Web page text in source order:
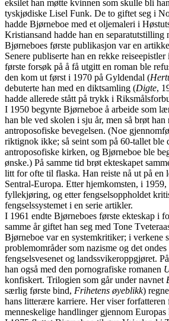
eksilet han møtte kvinnen som skulle bli
tyskjødiske Lisel Funk. De to giftet seg i
hadde Bjørneboe med et oljemaleri i
Kristiansand hadde han en separatutstilling
Bjørneboes første publikasjon var en
Senere publiserte han en rekke
første forsøk på å få utgitt en roman ble
den kom ut først i 1970 på Gyldendal (
debuterte han med en diktsamling (Digte,
hadde allerede stått på trykk i
I 1950 begynte Bjørneboe å arbeide som
han ble ved skolen i sju år, men så brøt han
antroposofiske bevegelsen. (Noe
riktignok ikke; så seint som på 60-tallet ble
antroposofiske kirken, og Bjørneboe ble
ønske.) På samme tid brøt ekteskapet
litt for ofte til flaska. Han reiste nå ut på en
Sentral-Europa. Etter hjemkomsten, i
fyllekjøring, og etter fengselsoppholdet
fengselssystemet i en serie artikler.
I 1961 endte Bjørneboes første ekteskap i
samme år giftet han seg med Tone
Bjørneboe var en systemkritiker; i verkene
problemområder som nazisme og det
fengselsvesenet og landssvikeroppgjøret.
han også med den pornografiske romanen
konfiskert. Trilogien som går under navnet
særlig første bind, Frihetens øyeblikk)
hans litterære karriere. Her viser forfatteren
menneskelige handlinger gjennom Europas